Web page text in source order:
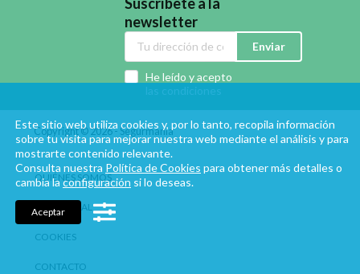
newsletter
Enviar
He leído y acepto
Copyright © 2026 - Segurmania
QUIÉNES SOMOS
AVISO LEGAL
COOKIES
CONTACTO
Este sitio web utiliza cookies y, por lo tanto, recopila información
sobre tu visita para mejorar nuestra web mediante el análisis y para
mostrarte contenido relevante.
Consulta nuestra Política de Cookies para obtener más detalles o
cambia laconfiguración si lo deseas.
Aceptar